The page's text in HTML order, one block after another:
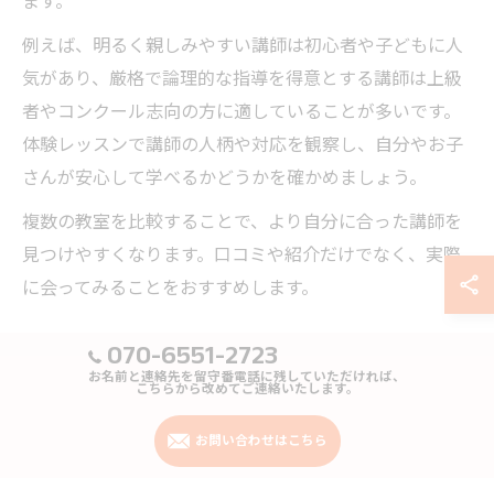
例えば、明るく親しみやすい講師は初心者や子どもに人
気があり、厳格で論理的な指導を得意とする講師は上級
者やコンクール志向の方に適していることが多いです。
体験レッスンで講師の人柄や対応を観察し、自分やお子
さんが安心して学べるかどうかを確かめましょう。
複数の教室を比較することで、より自分に合った講師を
見つけやすくなります。口コミや紹介だけでなく、実際
に会ってみることをおすすめします。
講師の対応力が魅力のピアノ教室選択肢
講師の対応力とは、生徒一人ひとりのレベルや目標、生
活スタイルに合わせて柔軟に指導内容やレッスン形態を
調整できる力のことです。特にJR中央線沿線のピアノ教
070-6551-2723
お名前と連絡先を留守番電話に残していただければ、
こちらから改めてご連絡いたします。
お問い合わせはこちら